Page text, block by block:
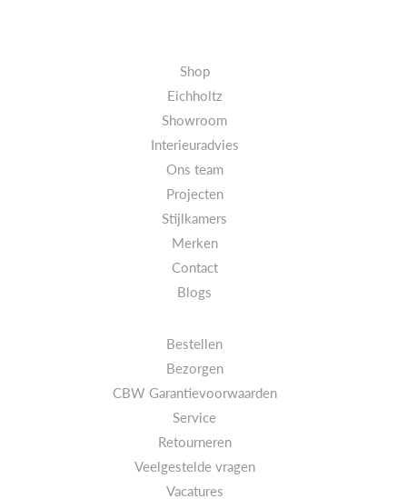
Shop
Eichholtz
Showroom
Interieuradvies
Ons team
Projecten
Stijlkamers
Merken
Contact
Blogs
Bestellen
Bezorgen
CBW Garantievoorwaarden
Service
Retourneren
Veelgestelde vragen
Vacatures